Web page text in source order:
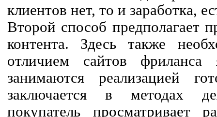
клиентов нет, то и заработка,
Второй способ предполагает
контента. Здесь также
отличием сайтов
занимаются реализацией
заключается в методах
покупатель просматривает